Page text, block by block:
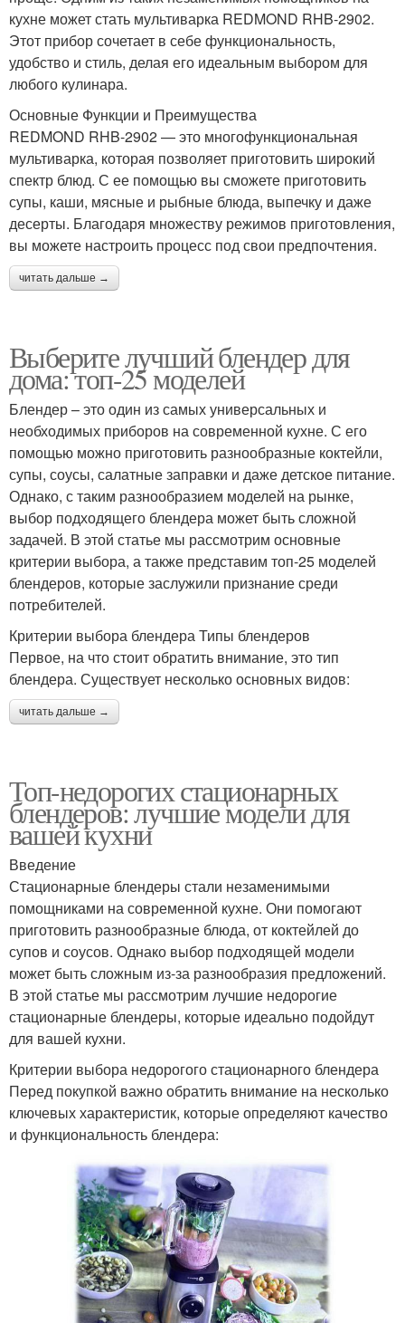
кухне может стать мультиварка REDMOND RHB-2902.
Этот прибор сочетает в себе функциональность,
удобство и стиль, делая его идеальным выбором для
любого кулинара.
Основные Функции и Преимущества
REDMOND RHB-2902 — это многофункциональная
мультиварка, которая позволяет приготовить широкий
спектр блюд. С ее помощью вы сможете приготовить
супы, каши, мясные и рыбные блюда, выпечку и даже
десерты. Благодаря множеству режимов приготовления,
вы можете настроить процесс под свои предпочтения.
читать дальше →
Выберите лучший блендер для
дома: топ-25 моделей
Блендер – это один из самых универсальных и
необходимых приборов на современной кухне. С его
помощью можно приготовить разнообразные коктейли,
супы, соусы, салатные заправки и даже детское питание.
Однако, с таким разнообразием моделей на рынке,
выбор подходящего блендера может быть сложной
задачей. В этой статье мы рассмотрим основные
критерии выбора, а также представим топ-25 моделей
блендеров, которые заслужили признание среди
потребителей.
Критерии выбора блендера Типы блендеров
Первое, на что стоит обратить внимание, это тип
блендера. Существует несколько основных видов:
читать дальше →
Топ-недорогих стационарных
блендеров: лучшие модели для
вашей кухни
Введение
Стационарные блендеры стали незаменимыми
помощниками на современной кухне. Они помогают
приготовить разнообразные блюда, от коктейлей до
супов и соусов. Однако выбор подходящей модели
может быть сложным из-за разнообразия предложений.
В этой статье мы рассмотрим лучшие недорогие
стационарные блендеры, которые идеально подойдут
для вашей кухни.
Критерии выбора недорогого стационарного блендера
Перед покупкой важно обратить внимание на несколько
ключевых характеристик, которые определяют качество
и функциональность блендера: